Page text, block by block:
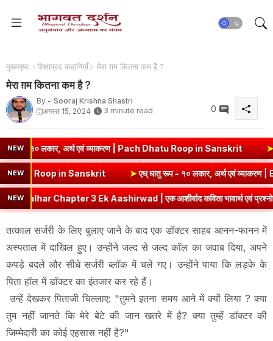
मुख्यपृष्ठ शिक्षाप्रद कहानियाँ मेरा ग़म कितना कम है ?
मेरा ग़म कितना कम है ?
By - Sooraj Krishna Shastri
अगस्त 15, 2024
3 minute read 0
NEWअर्थ एवं व्याकरण | Pach Dhatu Roop in Sanskrit ➤हृ धातु रूप
NEW
व्याकरण | Sev Dhatu Roop in Sanskrit ➤एध् धातु रूप - १० लकार,
NEW3 Ek Aashirwad | एक आशीर्वाद कविता भावार्थ एवं प्रश्नोत्तर ➤
तत्काल सर्जरी के लिए बुलाए जाने के बाद एक डॉक्टर साहब आनन-फानन में
अस्पताल में दाखिल हुए। उन्होंने जल्द से जल्द कॉल का जवाब दिया, अपने
कपड़े बदले और सीधे सर्जरी ब्लॉक में चले गए। उन्होंने पाया कि लड़के के
पिता हॉल में डॉक्टर का इंतजार कर रहे हैं।
उन्हें देखकर पिताजी चिल्लाए: "तुमने इतना समय आने में क्यों लिया ? क्या
तुम नहीं जानते कि मेरे बेटे की जान खतरे में है? क्या तुम्हें डॉक्टर की
जिम्मेदारी का कोई एहसास नहीं है?"